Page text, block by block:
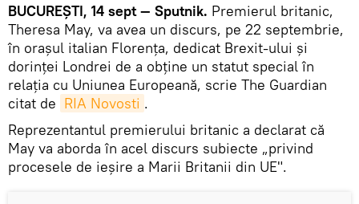
BUCUREȘTI, 14 sept — Sputnik. Premierul britanic,
Theresa May, va avea un discurs, pe 22 septembrie,
în orașul italian Florența, dedicat Brexit-ului și
dorinței Londrei de a obține un statut special în
relația cu Uniunea Europeană, scrie The Guardian
citat de RIA Novosti .
Reprezentantul premierului britanic a declarat că
May va aborda în acel discurs subiecte „privind
procesele de ieșire a Marii Britanii din UE".